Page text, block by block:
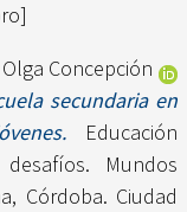
Concepción
secundaria en
Educación
Mundos
Córdoba. Ciudad